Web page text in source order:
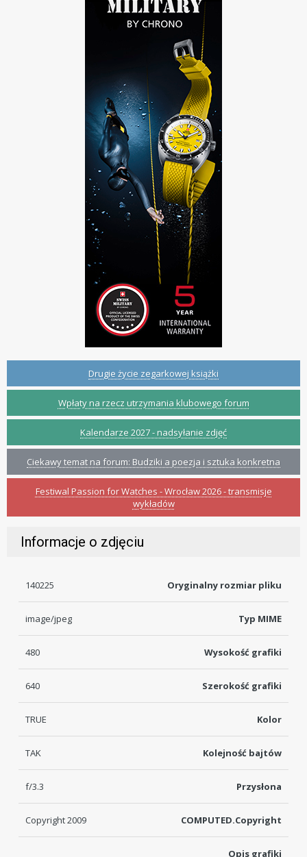
Drugie życie zegarkowej książki
Wpłaty na rzecz utrzymania klubowego forum
Kalendarze 2027 - nadsyłanie zdjęć
Ciekawy temat na forum: Budziki a poezja i sztuka konkretna
Festiwal Passion for Watches - Wrocław 2026 - transmisje
wykładów
Informacje o zdjęciu
Oryginalny rozmiar pliku
140225
Typ MIME
image/jpeg
Wysokość grafiki
480
Szerokość grafiki
640
Kolor
TRUE
Kolejność bajtów
TAK
Przysłona
f/3.3
COMPUTED.Copyright
Copyright 2009
Opis grafiki